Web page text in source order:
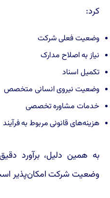
کرد:
وضعیت فعلی شرکت
نیاز به اصلاح مدارک
تکمیل اسناد
وضعیت نیروی انسانی متخصص
خدمات مشاوره تخصصی
هزینه‌های قانونی مربوط به فرآیند
به همین دلیل، برآورد
وضعیت شرکت امکان‌پذیر